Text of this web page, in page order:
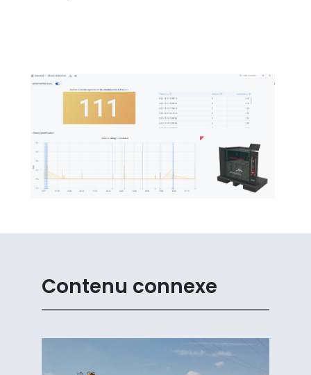
Contenu connexe